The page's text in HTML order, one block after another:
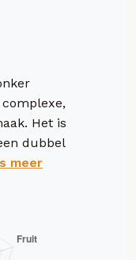
Het is
dubbel
meer